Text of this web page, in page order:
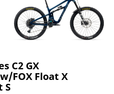
C2 GX
FOX Float X
S